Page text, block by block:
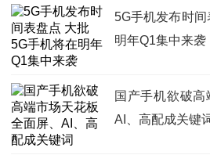
5G手机发布时
明年Q1集中来袭
国产手机欲破高
AI、高配成关键